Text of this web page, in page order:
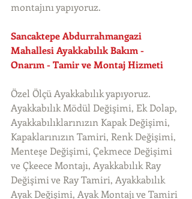
montajını yapıyoruz.
Sancaktepe Abdurrahmangazi
Mahallesi Ayakkabılık Bakım -
Onarım - Tamir ve Montaj Hizmeti
Özel Ölçü Ayakkabılık yapıyoruz.
Ayakkabılık Mödül Değişimi, Ek Dolap,
Ayakkabılıklarınızın Kapak Değişimi,
Kapaklarınızın Tamiri, Renk Değişimi,
Menteşe Değişimi, Çekmece Değişimi
ve Çkeece Montajı, Ayakkabılık Ray
Değişimi ve Ray Tamiri, Ayakkabılık
Ayak Değişimi, Ayak Montajı ve Tamiri